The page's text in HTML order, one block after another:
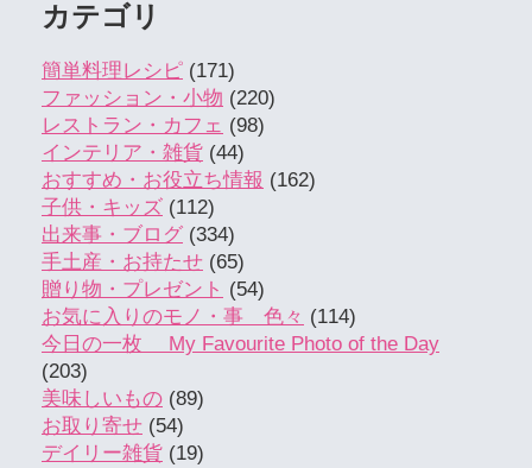
カテゴリ
簡単料理レシピ (171)
ファッション・小物 (220)
レストラン・カフェ (98)
インテリア・雑貨 (44)
おすすめ・お役立ち情報 (162)
子供・キッズ (112)
出来事・ブログ (334)
手土産・お持たせ (65)
贈り物・プレゼント (54)
お気に入りのモノ・事 色々 (114)
今日の一枚 My Favourite Photo of the Day
(203)
美味しいもの (89)
お取り寄せ (54)
デイリー雑貨 (19)